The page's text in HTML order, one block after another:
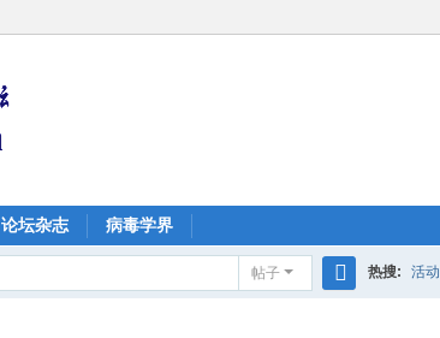
论坛杂志 病毒学界
帖子 热搜: 活动